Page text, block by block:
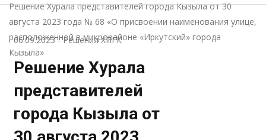
Решение Хурала представителей города Кызыла от 30
августа 2023 года № 68 «О присвоении наименования улице,
расположенной в микрорайоне «Иркутский» города
Кызыла»
06.09.2023- Решения ХПГК
Решение Хурала
представителей
города Кызыла от